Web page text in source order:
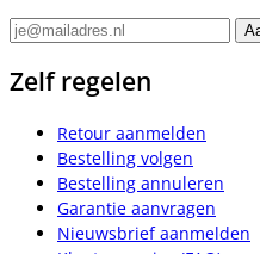
Zelf regelen
Retour aanmelden
Bestelling volgen
Bestelling annuleren
Garantie aanvragen
Nieuwsbrief aanmelden